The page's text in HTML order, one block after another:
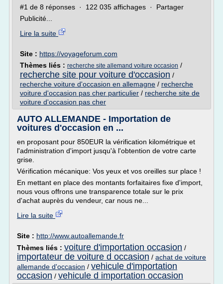
#1 de 8 réponses · 122 035 affichages · Partager
Publicité...
Lire la suite
Site : https://voyageforum.com
Thèmes liés : recherche site allemand voiture occasion /
recherche site pour voiture d'occasion /
recherche voiture d'occasion en allemagne / recherche
voiture d'occasion pas cher particulier / recherche site de
voiture d'occasion pas cher
AUTO ALLEMANDE - Importation de
voitures d'occasion en ...
en proposant pour 850EUR la vérification kilométrique et
l'administration d'import jusqu'à l'obtention de votre carte
grise.
Vérification mécanique: Vos yeux et vos oreilles sur place !
En mettant en place des montants forfaitaires fixe d'import,
nous vous offrons une transparence totale sur le prix
d'achat auprès du vendeur, car nous ne...
Lire la suite
Site : http://www.autoallemande.fr
Thèmes liés : voiture d'importation occasion /
importateur de voiture d occasion / achat de voiture
allemande d'occasion / vehicule d'importation
occasion / vehicule d importation occasion